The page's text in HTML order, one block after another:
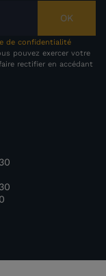
OK
de confidentialité
pouvez exercer votre
rectifier en accédant